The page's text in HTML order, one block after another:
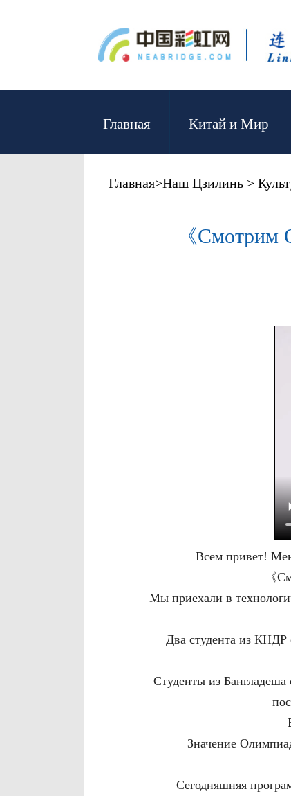
Главная Китай и Мир
Главная>Наш Цзилинь >
《Смотрим
Всем привет!
《
Мы приехали в
Два студента из КНДР
Cтуденты из
Значение
Сегодняшняя